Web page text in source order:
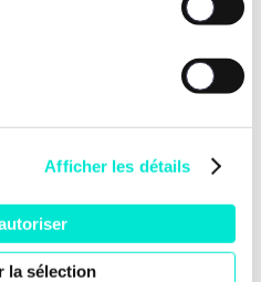
Afficher les détails
la sélection